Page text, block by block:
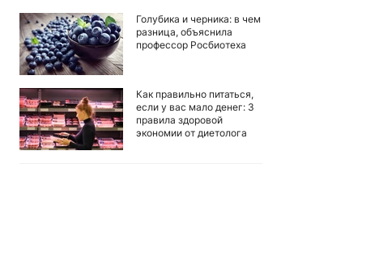
Голубика и черника: в чем
разница, объяснила
профессор Росбиотеха
Как правильно питаться,
если у вас мало денег: 3
правила здоровой
экономии от диетолога